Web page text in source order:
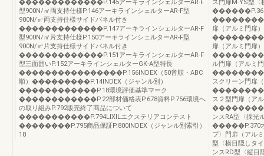
�������������P.145アーキラインシェルターAR-F
型900N/㎡両支持仕様P.146アーキラインシェルターAR-F型
900N/㎡両支持仕様サイドパネル付き
�������������P.147アーキラインシェルターAR-F
型900N/㎡片支持仕様P.150アーキラインシェルターAR-F型
900N/㎡片支持仕様サイドパネル付き
�������������P.151アーキラインシェルターAR-F
型三面囲いP.152アーキラインシェルターGK-A型特長
����������������P.156INDEX（50音順・ABC
順）���������P.14INDEX（ジャンル別）
������������P.18環境評価基準マーク
������������P.22部材価格表P.678資料P.756環境へ
の取り組みP.792販売終了商品について
�����������P.794LIXILエクステリアコンテスト
��������P.795商品保証P.800INDEX（ジャンル別索引）
18
ス門扉M-YS型〈
扉（アルミ門扉）
扉（アルミ門扉）
ル門扉（アルミ
スクリーン門扉
ス２型門扉（ア
ンスRA型〈採光
�����P.370オ
プ〉門扉（アル
型〈横目隠しタ
ンスRD型〈縦目